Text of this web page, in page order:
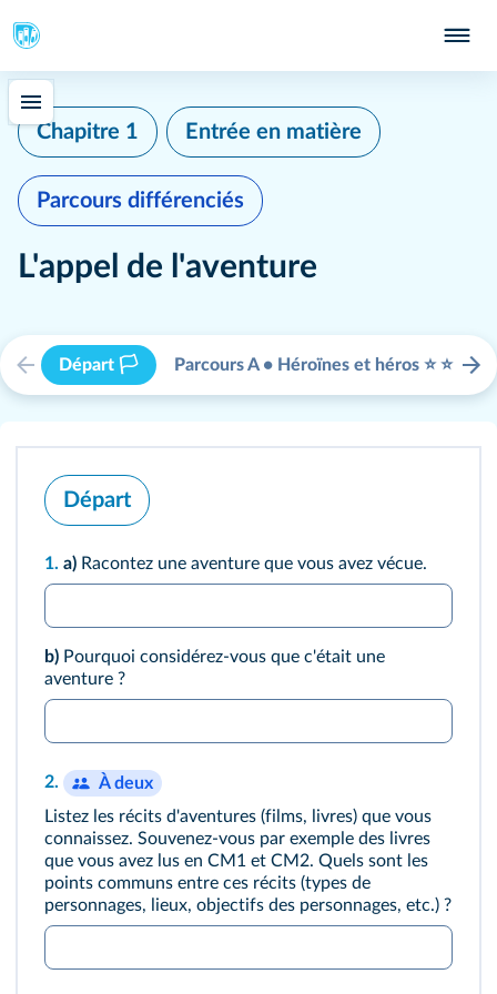
Chapitre 1 Entrée en matière
Parcours différenciés
L'appel de l'aventure
Départ 🏳 Parcours A • Héroïnes et héros ⭐️ ⭐️
Départ
1. a) Racontez une aventure que vous avez vécue.
b) Pourquoi considérez-vous que c'était une
aventure ?
2.
À deux
Listez les récits d'aventures (films, livres) que vous
connaissez. Souvenez-vous par exemple des livres
que vous avez lus en CM1 et CM2. Quels sont les
points communs entre ces récits (types de
personnages, lieux, objectifs des personnages, etc.) ?